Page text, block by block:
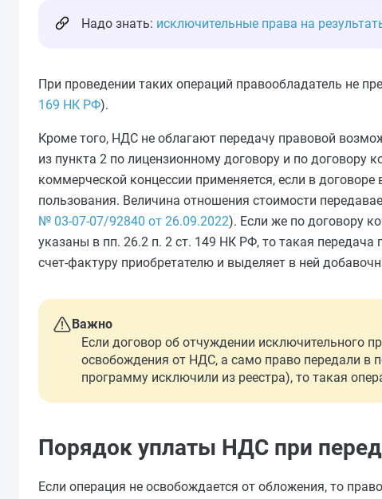
Надо знать: исключительные права на
При проведении таких операций правообладатель не
169 НК РФ).
Кроме того, НДС не облагают передачу правовой
из пункта 2 по лицензионному договору и по договору
коммерческой концессии применяется, если в
пользования. Величина отношения стоимости
№ 03-07-07/92840 от 26.09.2022). Если же по договору
указаны в пп. 26.2 п. 2 ст. 149 НК РФ, то такая
счет-фактуру приобретателю и выделяет в ней
Важно
Если договор об отчуждении исключительного
освобождения от НДС, а само право передали в
программу исключили из реестра), то такая
Порядок уплаты НДС при
Если операция не освобождается от обложения, то